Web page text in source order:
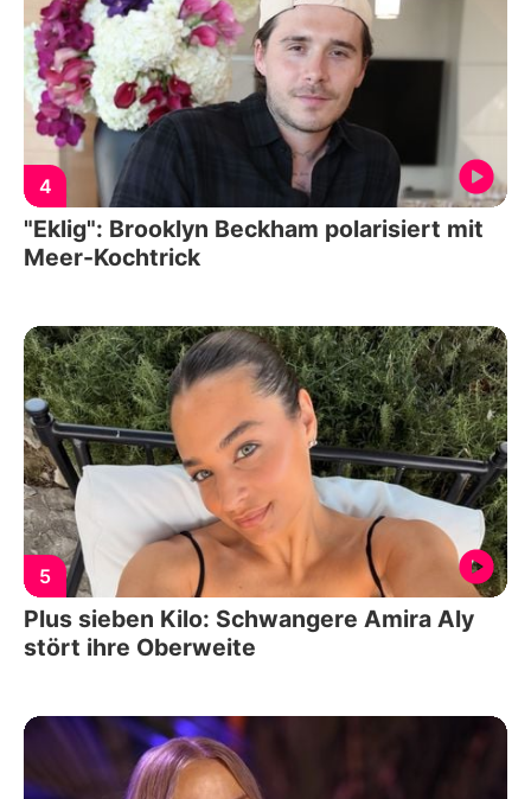
4
"Eklig": Brooklyn Beckham polarisiert mit
Meer-Kochtrick
5
Plus sieben Kilo: Schwangere Amira Aly
stört ihre Oberweite